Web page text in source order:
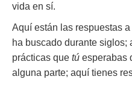
vida en sí.
Aquí están las respuestas
ha buscado durante siglos;
prácticas que tú esperabas
alguna parte; aquí tienes